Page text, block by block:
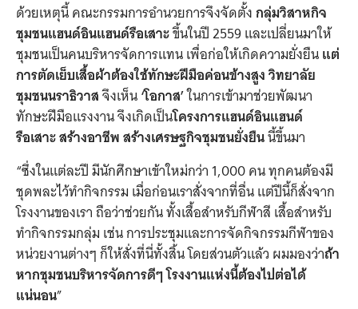
ด้วยเหตุนี้ คณะกรรมการอำนวยการจึงจัดตั้งกลุ่มวิสาหกิจ
ชุมชนแฮนด์อินแฮนด์รือเสาะขึ้นในปี 2559 และเปลี่ยนมาให้
ชุมชนเป็นคนบริหารจัดการแทน เพื่อก่อให้เกิดความยั่งยืนแต่
การตัดเย็บเสื้อผ้าต้องใช้ทักษะฝีมือค่อนข้างสูง วิทยาลัย
ชุมชนนราธิวาสจึงเห็น‘โอกาส’ในการเข้ามาช่วยพัฒนา
ทักษะฝีมือแรงงาน จึงเกิดเป็นโครงการแฮนด์อินแฮนด์
รือเสาะ สร้างอาชีพ สร้างเศรษฐกิจชุมชนยั่งยืนนี้ขึ้นมา
“ซึ่งในแต่ละปี มีนักศึกษาเข้าใหม่กว่า 1,000 คน ทุกคนต้องมี
ชุดพละไว้ทำกิจกรรม เมื่อก่อนเราสั่งจากที่อื่น แต่ปีนี้ก็สั่งจาก
โรงงานของเรา ถือว่าช่วยกัน ทั้งเสื้อสำหรับกีฬาสี เสื้อสำหรับ
ทำกิจกรรมกลุ่ม เช่น การประชุมและการจัดกิจกรรมกีฬาของ
หน่วยงานต่างๆ ก็ให้สั่งที่นี่ทั้งสิ้น โดยส่วนตัวแล้ว ผมมองว่าถ้า
หากชุมชนบริหารจัดการดีๆ โรงงานแห่งนี้ต้องไปต่อได้
แน่นอน”